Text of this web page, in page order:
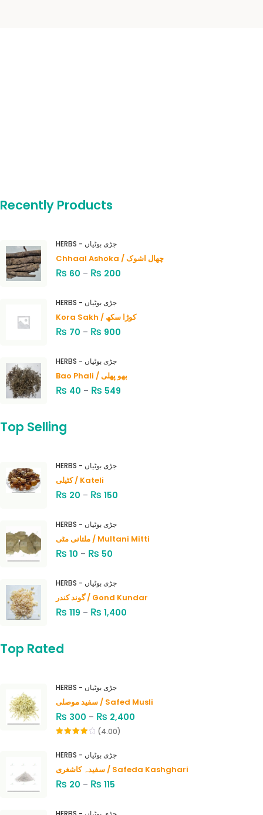
Recently Products
HERBS - جڑی بوٹیاں
Chhaal Ashoka / چھال اشوک
₨ 60 – ₨ 200
HERBS - جڑی بوٹیاں
Kora Sakh / کوڑا سکھ
₨ 70 – ₨ 900
HERBS - جڑی بوٹیاں
Bao Phali / بھو پھلی
₨ 40 – ₨ 549
Top Selling
HERBS - جڑی بوٹیاں
کٹیلی / Kateli
₨ 20 – ₨ 150
HERBS - جڑی بوٹیاں
ملتانی مٹی / Multani Mitti
₨ 10 – ₨ 50
HERBS - جڑی بوٹیاں
گوند کندر / Gond Kundar
₨ 119 – ₨ 1,400
Top Rated
HERBS - جڑی بوٹیاں
سفید موصلی / Safed Musli
₨ 300 – ₨ 2,400
of 5
(4.00)
HERBS - جڑی بوٹیاں
سفیدہ کاشغری / Safeda Kashghari
₨ 20 – ₨ 115